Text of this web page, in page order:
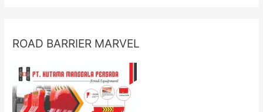
ROAD BARRIER MARVEL